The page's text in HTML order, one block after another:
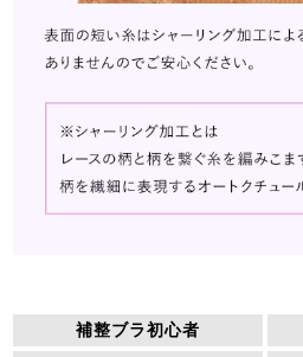
補整ブラ初心者